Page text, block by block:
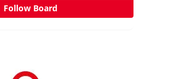
Follow Board